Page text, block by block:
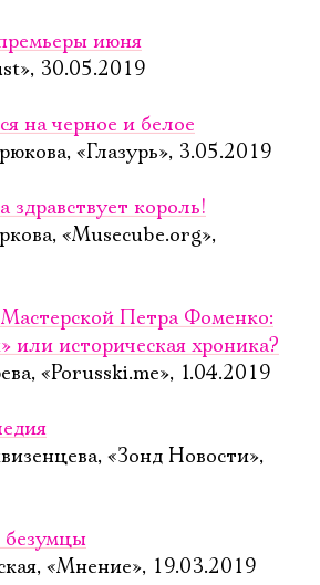
июня
30.05.2019
на черное и белое
«Глазурь», 3.05.2019
здравствует король!
«Musecube.org»,
Петра Фоменко:
или историческая хроника?
«Porusski.me», 1.04.2019
«Зонд Новости»,
безумцы
«Мнение», 19.03.2019